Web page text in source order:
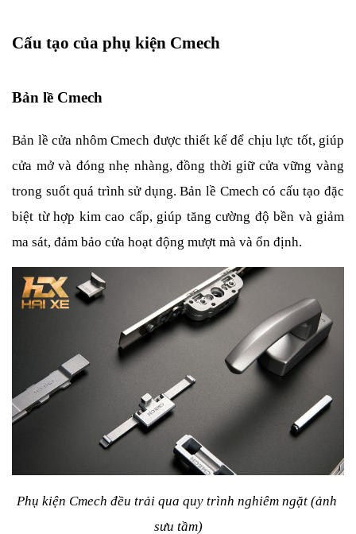
Cấu tạo của phụ kiện Cmech
Bản lề Cmech
Bản lề cửa nhôm Cmech được thiết kế để chịu lực tốt, giúp
cửa mở và đóng nhẹ nhàng, đồng thời giữ cửa vững vàng
trong suốt quá trình sử dụng. Bản lề Cmech có cấu tạo đặc
biệt từ hợp kim cao cấp, giúp tăng cường độ bền và giảm
ma sát, đảm bảo cửa hoạt động mượt mà và ổn định.
Phụ kiện Cmech đều trải qua quy trình nghiêm ngặt (ảnh
sưu tầm)